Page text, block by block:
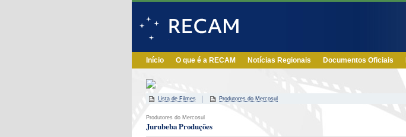
Início O que é a RECAM Notícias Regionais Documentos Oficiais
Lista de Filmes Produtores do Mercosul
Produtores do Mercosul
Jurubeba Produções